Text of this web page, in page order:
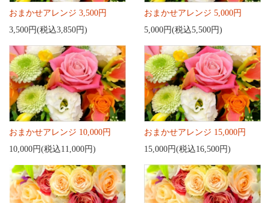
おまかせアレンジ 3,500円
3,500円(税込3,850円)
おまかせアレンジ 5,000円
5,000円(税込5,500円)
おまかせアレンジ 10,000円
10,000円(税込11,000円)
おまかせアレンジ 15,000円
15,000円(税込16,500円)